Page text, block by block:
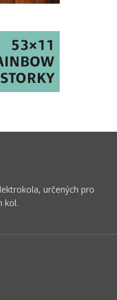
určených pro
kol.